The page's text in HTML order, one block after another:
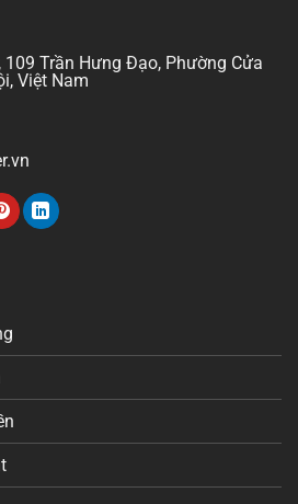
109 Trần Hưng Đạo, Phường Cửa
Việt Nam